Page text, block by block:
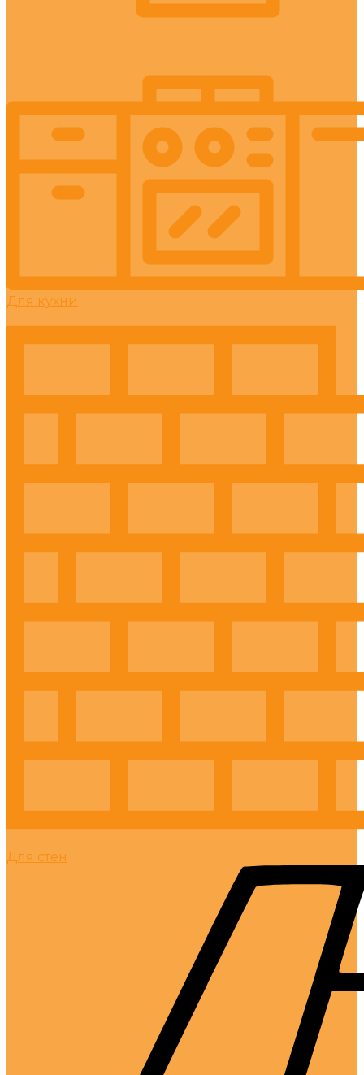
Для кухни
Для стен